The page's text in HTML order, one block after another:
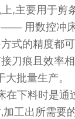
,主要用于剪
用数控冲床
式的精度都
刀痕且效率
大批量生产。
下料时是通
加工出所需要